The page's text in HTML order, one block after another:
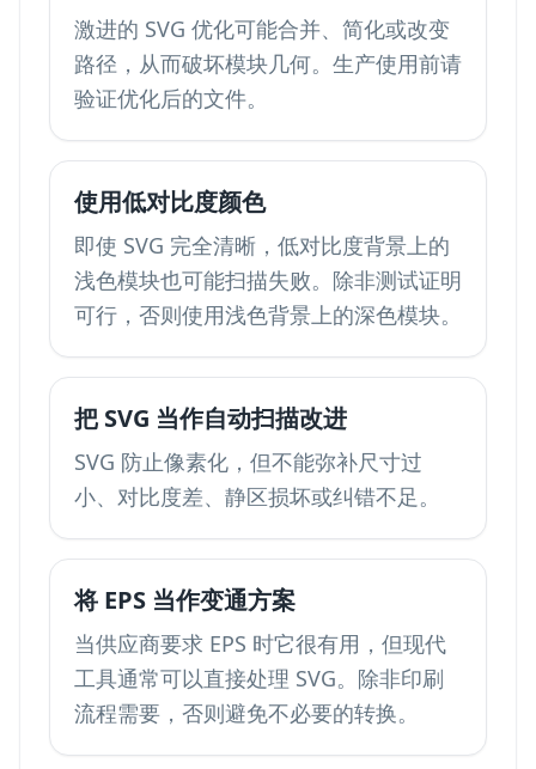
激进的 SVG 优化可能合并、简化或改变
路径，从而破坏模块几何。生产使用前请
验证优化后的文件。
使用低对比度颜色
即使 SVG 完全清晰，低对比度背景上的
浅色模块也可能扫描失败。除非测试证明
可行，否则使用浅色背景上的深色模块。
把 SVG 当作自动扫描改进
SVG 防止像素化，但不能弥补尺寸过
小、对比度差、静区损坏或纠错不足。
将 EPS 当作变通方案
当供应商要求 EPS 时它很有用，但现代
工具通常可以直接处理 SVG。除非印刷
流程需要，否则避免不必要的转换。